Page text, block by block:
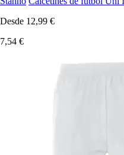
Desde 12,99 €
7,54 €